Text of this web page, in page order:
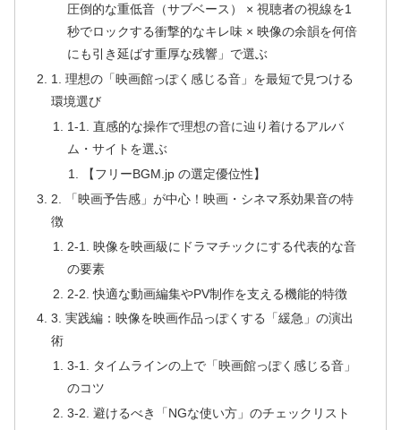
圧倒的な重低音（サブベース） × 視聴者の視線を1
秒でロックする衝撃的なキレ味 × 映像の余韻を何倍
にも引き延ばす重厚な残響」で選ぶ
1. 理想の「映画館っぽく感じる音」を最短で見つける
環境選び
1-1. 直感的な操作で理想の音に辿り着けるアルバ
ム・サイトを選ぶ
【フリーBGM.jp の選定優位性】
2. 「映画予告感」が中心！映画・シネマ系効果音の特
徴
2-1. 映像を映画級にドラマチックにする代表的な音
の要素
2-2. 快適な動画編集やPV制作を支える機能的特徴
3. 実践編：映像を映画作品っぽくする「緩急」の演出
術
3-1. タイムラインの上で「映画館っぽく感じる音」
のコツ
3-2. 避けるべき「NGな使い方」のチェックリスト